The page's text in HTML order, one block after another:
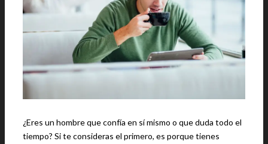
¿Eres un hombre que confía en sí mismo o que duda todo el
tiempo? Si te consideras el primero, es porque tienes